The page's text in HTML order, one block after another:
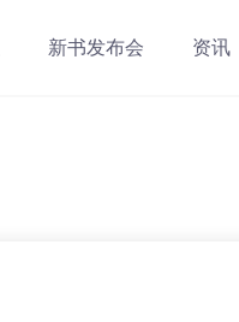
新书发布会 资讯